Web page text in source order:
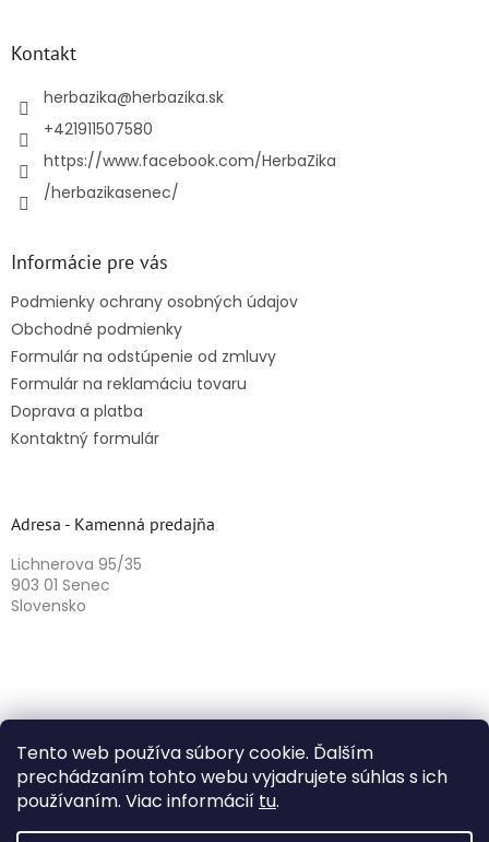
Tento web používa súbory cookie. Ďalším
prechádzaním tohto webu vyjadrujete súhlas s ich
používaním. Viac informácií tu.
Kontakt
herbazika@herbazika.sk
+421911507580
https://www.facebook.com/HerbaZika
/herbazikasenec/
Informácie pre vás
Podmienky ochrany osobných údajov
Obchodné podmienky
Formulár na odstúpenie od zmluvy
Formulár na reklamáciu tovaru
Doprava a platba
Kontaktný formulár
Adresa - Kamenná predajňa
Lichnerova 95/35
903 01 Senec
Slovensko